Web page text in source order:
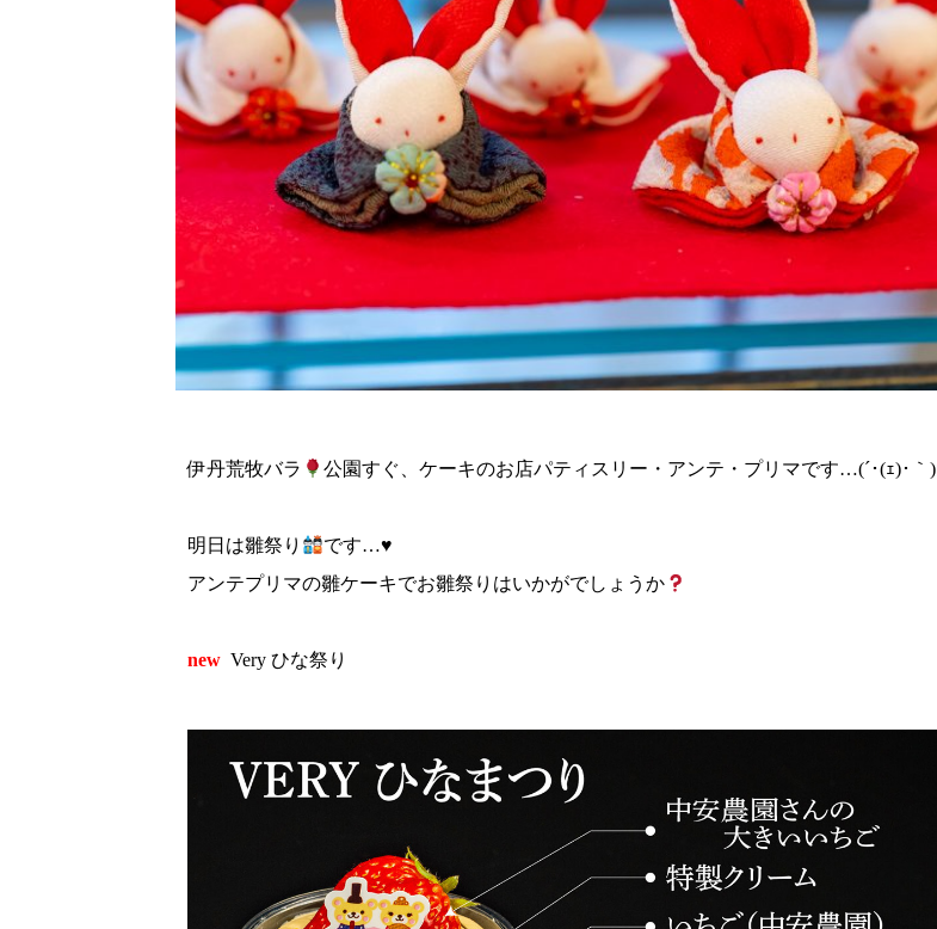
伊丹荒牧バラ 公園すぐ、ケーキのお店パティスリー・アンテ・プリマです…(´･(ｪ)･｀)
明日は雛祭り です…♥️
アンテプリマの雛ケーキでお雛祭りはいかがでしょうか
new Very ひな祭り